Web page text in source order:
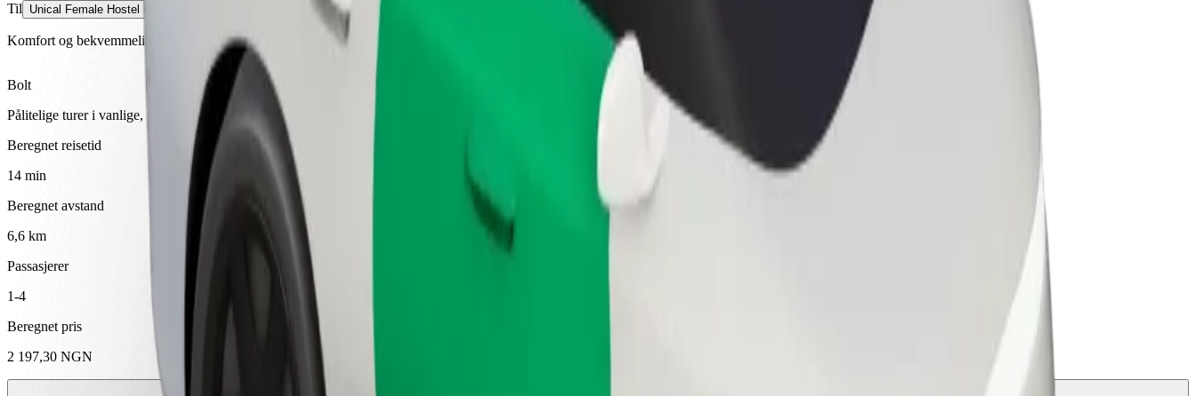
Til Unical Female Hostel Hall 8
Komfort og bekvemmelighet er bare noen trykk unna!
Bolt
Pålitelige turer i vanlige, mellomstore biler.
Beregnet reisetid
14 min
Beregnet avstand
6,6 km
Passasjerer
1-4
Beregnet pris
2 197,30 NGN